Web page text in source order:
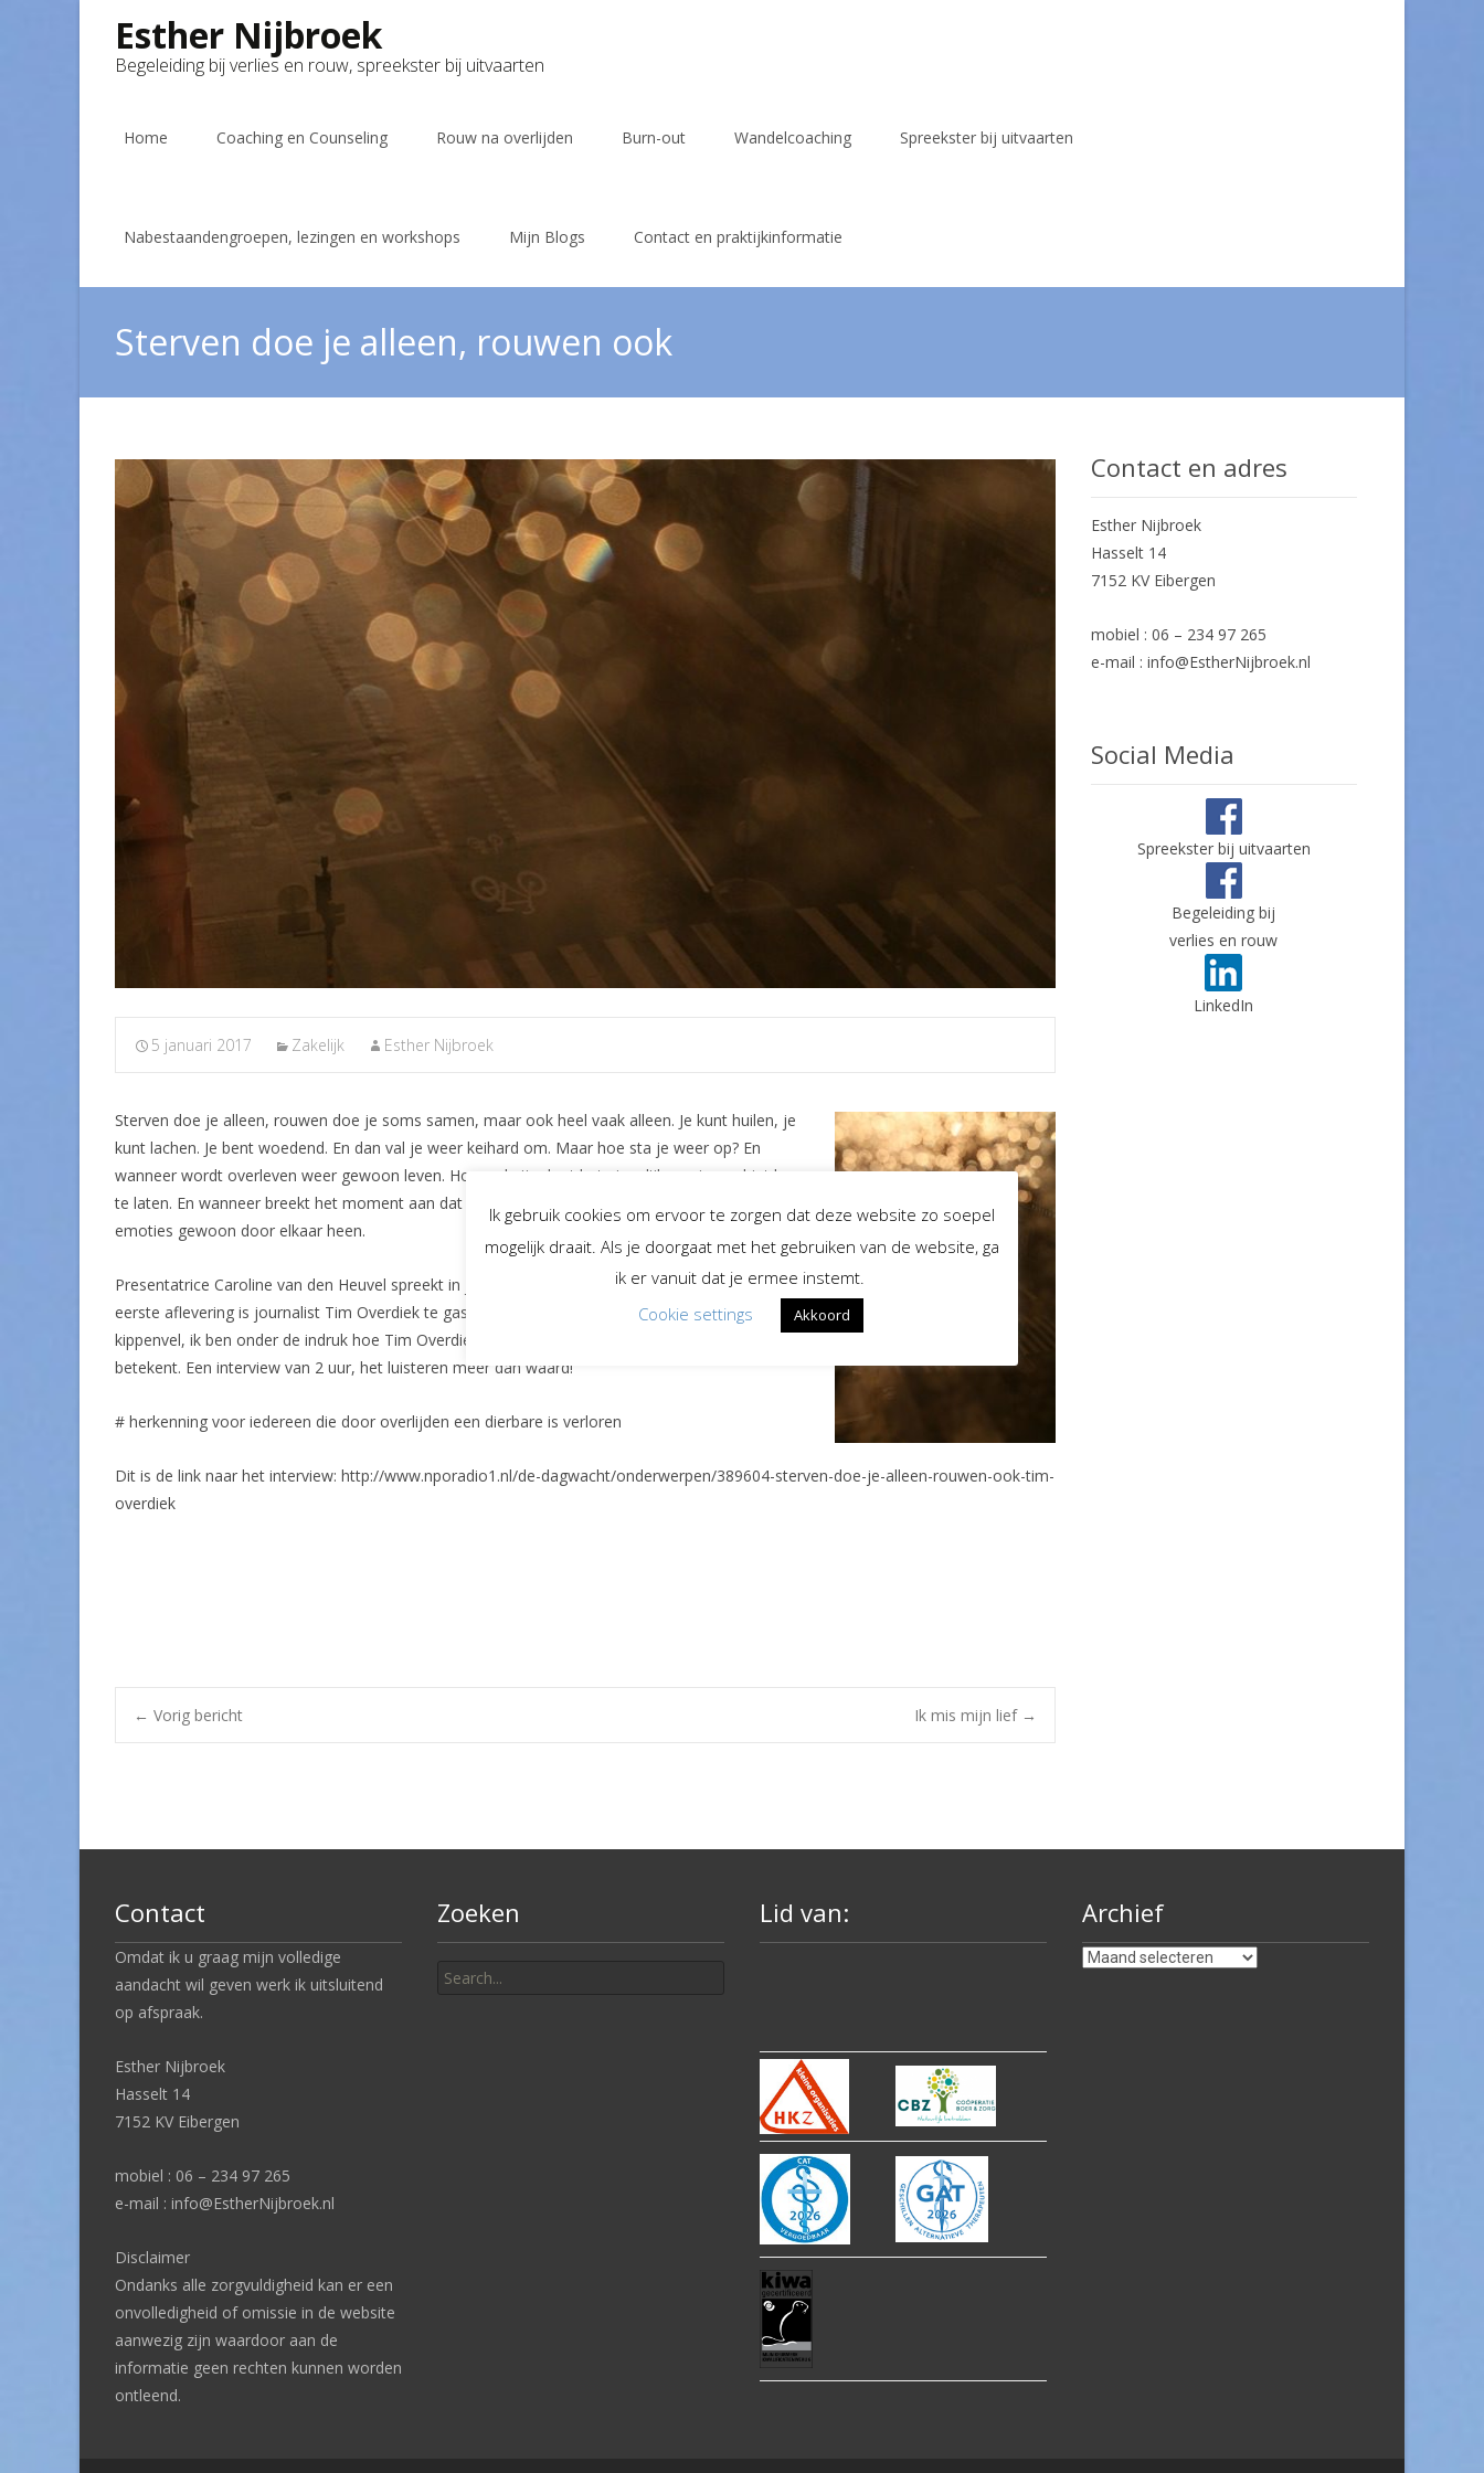
Esther Nijbroek
Begeleiding bij verlies en rouw, spreekster bij uitvaarten
Home Coaching en Counseling Rouw na overlijden Burn-out Wandelcoaching Spreekster bij uitvaarten
Nabestaandengroepen, lezingen en workshops Mijn Blogs Contact en praktijkinformatie
Sterven doe je alleen, rouwen ook
5 januari 2017 Zakelijk Esther Nijbroek
Sterven doe je alleen, rouwen doe je soms samen, maar ook heel vaak alleen. Je kunt huilen, je
kunt lachen. Je bent woedend. En dan val je weer keihard om. Maar hoe sta je weer op? En
wanneer wordt overleven weer gewoon leven. Hoeveel pijn doet het eigenlijk om je verdriet los
te laten. En wanneer breekt het moment aan dat je ‘t leven weer kunt vieren. Of lopen al die
emoties gewoon door elkaar heen.
Presentatrice Caroline van den Heuvel spreekt in januari met vier uiteenlopende gasten. In de
eerste aflevering is journalist Tim Overdiek te gast. Tijdens het luisteren had ik voortdurend
kippenvel, ik ben onder de indruk hoe Tim Overdiek kan verwoorden wat rouw voor hem
betekent. Een interview van 2 uur, het luisteren meer dan waard!
# herkenning voor iedereen die door overlijden een dierbare is verloren
Dit is de link naar het interview: http://www.nporadio1.nl/de-dagwacht/onderwerpen/389604-sterven-doe-je-alleen-rouwen-ook-tim-
overdiek
Post
← Vorig bericht Ik mis mijn lief →
Contact en adres
Esther Nijbroek
Hasselt 14
7152 KV Eibergen
mobiel : 06 – 234 97 265
e-mail : info@EstherNijbroek.nl
Social Media
Spreekster bij uitvaarten
Begeleiding bij
verlies en rouw
LinkedIn
Contact
Omdat ik u graag mijn volledige
aandacht wil geven werk ik uitsluitend
op afspraak.
Esther Nijbroek
Hasselt 14
7152 KV Eibergen
mobiel : 06 – 234 97 265
e-mail : info@EstherNijbroek.nl
Disclaimer
Ondanks alle zorgvuldigheid kan er een
onvolledigheid of omissie in de website
aanwezig zijn waardoor aan de
informatie geen rechten kunnen worden
ontleend.
Zoeken
for:
Lid van: Archief
Archief
Ik gebruik cookies om ervoor te zorgen dat deze website zo soepel
mogelijk draait. Als je doorgaat met het gebruiken van de website, ga
ik er vanuit dat je ermee instemt.
Cookie settings
Akkoord